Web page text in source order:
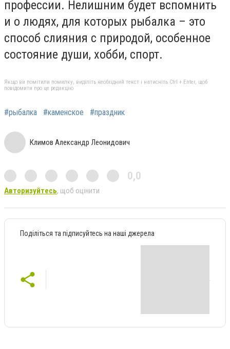
профессии. Нелишним будет вспомнить
и о людях, для которых рыбалка – это
способ слияния с природой, особенное
состояние души, хобби, спорт.
Якщо ви помітили помилку, виділіть необхідний текст і натисніть Ctrl + Enter, щоб
повідомити про це редакцію
#рыбалка #каменское #праздник
Климов Александр Леонидович
0,0
Авторизуйтесь, щоб оцінити
Поділіться та підписуйтесь на наші джерела